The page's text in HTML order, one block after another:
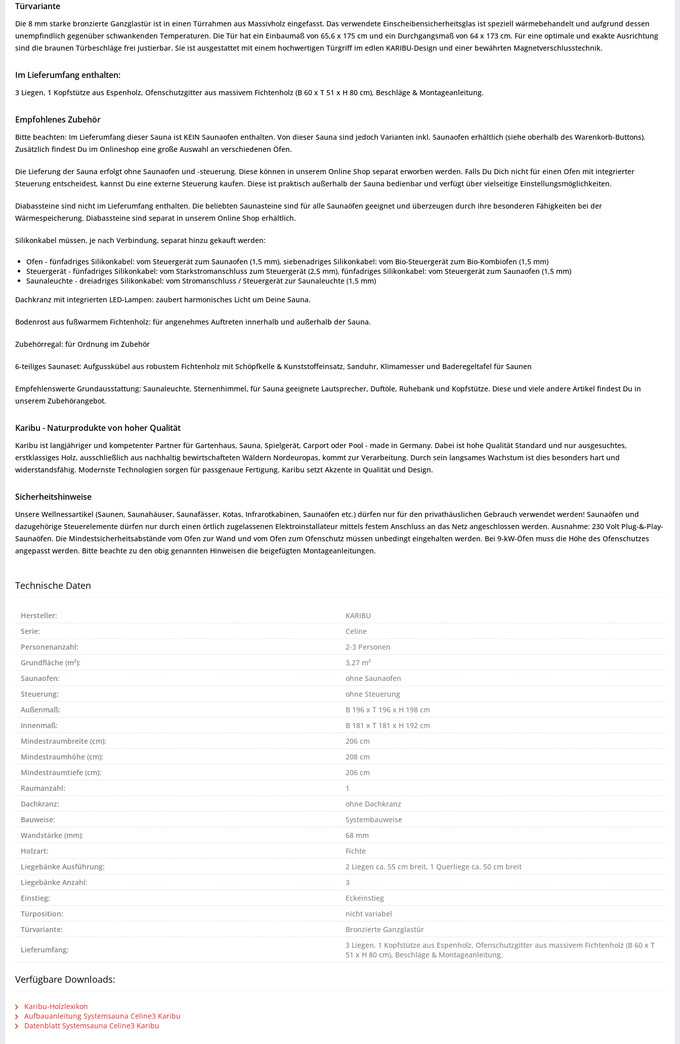
Türvariante
Die 8 mm starke bronzierte Ganzglastür ist in einen Türrahmen aus Massivholz eingefasst. Das verwendete Einscheibensicherheitsglas ist speziell wärmebehandelt und aufgrund dessen
unempfindlich gegenüber schwankenden Temperaturen. Die Tür hat ein Einbaumaß von 65,6 x 175 cm und ein Durchgangsmaß von 64 x 173 cm. Für eine optimale und exakte Ausrichtung
sind die braunen Türbeschläge frei justierbar. Sie ist ausgestattet mit einem hochwertigen Türgriff im edlen KARIBU-Design und einer bewährten Magnetverschlusstechnik.
Im Lieferumfang enthalten:
3 Liegen, 1 Kopfstütze aus Espenholz, Ofenschutzgitter aus massivem Fichtenholz (B 60 x T 51 x H 80 cm), Beschläge & Montageanleitung.
Empfohlenes Zubehör
Bitte beachten: Im Lieferumfang dieser Sauna ist KEIN Saunaofen enthalten. Von dieser Sauna sind jedoch Varianten inkl. Saunaofen erhältlich (siehe oberhalb des Warenkorb-Buttons).
Zusätzlich findest Du im Onlineshop eine große Auswahl an verschiedenen Öfen.
Die Lieferung der Sauna erfolgt ohne Saunaofen und -steuerung. Diese können in unserem Online Shop separat erworben werden. Falls Du Dich nicht für einen Ofen mit integrierter
Steuerung entscheidest, kannst Du eine externe Steuerung kaufen. Diese ist praktisch außerhalb der Sauna bedienbar und verfügt über vielseitige Einstellungsmöglichkeiten.
Diabassteine sind nicht im Lieferumfang enthalten. Die beliebten Saunasteine sind für alle Saunaöfen geeignet und überzeugen durch ihre besonderen Fähigkeiten bei der
Wärmespeicherung. Diabassteine sind separat in unserem Online Shop erhältlich.
Silikonkabel müssen, je nach Verbindung, separat hinzu gekauft werden:
Ofen - fünfadriges Silikonkabel: vom Steuergerät zum Saunaofen (1,5 mm), siebenadriges Silikonkabel: vom Bio-Steuergerät zum Bio-Kombiofen (1,5 mm)
Steuergerät - fünfadriges Silikonkabel: vom Starkstromanschluss zum Steuergerät (2,5 mm), fünfadriges Silikonkabel: vom Steuergerät zum Saunaofen (1,5 mm)
Saunaleuchte - dreiadriges Silikonkabel: vom Stromanschluss / Steuergerät zur Saunaleuchte (1,5 mm)
Dachkranz mit integrierten LED-Lampen: zaubert harmonisches Licht um Deine Sauna.
Bodenrost aus fußwarmem Fichtenholz: für angenehmes Auftreten innerhalb und außerhalb der Sauna.
Zubehörregal: für Ordnung im Zubehör
6-teiliges Saunaset: Aufgusskübel aus robustem Fichtenholz mit Schöpfkelle & Kunststoffeinsatz, Sanduhr, Klimamesser und Baderegeltafel für Saunen
Empfehlenswerte Grundausstattung: Saunaleuchte, Sternenhimmel, für Sauna geeignete Lautsprecher, Duftöle, Ruhebank und Kopfstütze. Diese und viele andere Artikel findest Du in
unserem Zubehörangebot.
Karibu - Naturprodukte von hoher Qualität
Karibu ist langjähriger und kompetenter Partner für Gartenhaus, Sauna, Spielgerät, Carport oder Pool - made in Germany. Dabei ist hohe Qualität Standard und nur ausgesuchtes,
erstklassiges Holz, ausschließlich aus nachhaltig bewirtschafteten Wäldern Nordeuropas, kommt zur Verarbeitung. Durch sein langsames Wachstum ist dies besonders hart und
widerstandsfähig. Modernste Technologien sorgen für passgenaue Fertigung. Karibu setzt Akzente in Qualität und Design.
Sicherheitshinweise
Unsere Wellnessartikel (Saunen, Saunahäuser, Saunafässer, Kotas, Infrarotkabinen, Saunaöfen etc.) dürfen nur für den privathäuslichen Gebrauch verwendet werden! Saunaöfen und
dazugehörige Steuerelemente dürfen nur durch einen örtlich zugelassenen Elektroinstallateur mittels festem Anschluss an das Netz angeschlossen werden. Ausnahme: 230 Volt Plug-&-Play-
Saunaöfen. Die Mindestsicherheitsabstände vom Ofen zur Wand und vom Ofen zum Ofenschutz müssen unbedingt eingehalten werden. Bei 9-kW-Öfen muss die Höhe des Ofenschutzes
angepasst werden. Bitte beachte zu den obig genannten Hinweisen die beigefügten Montageanleitungen.
Technische Daten
Hersteller:
KARIBU
Serie:
Celine
Personenanzahl:
2-3 Personen
Grundfläche (m²):
3,27 m²
Saunaofen:
ohne Saunaofen
Steuerung:
ohne Steuerung
Außenmaß:
B 196 x T 196 x H 198 cm
Innenmaß:
B 181 x T 181 x H 192 cm
Mindestraumbreite (cm):
206 cm
Mindestraumhöhe (cm):
208 cm
Mindestraumtiefe (cm):
206 cm
Raumanzahl:
1
Dachkranz:
ohne Dachkranz
Bauweise:
Systembauweise
Wandstärke (mm):
68 mm
Holzart:
Fichte
Liegebänke Ausführung:
2 Liegen ca. 55 cm breit, 1 Querliege ca. 50 cm breit
Liegebänke Anzahl:
3
Einstieg:
Eckeinstieg
Türposition:
nicht variabel
Türvariante:
Bronzierte Ganzglastür
Lieferumfang:
3 Liegen, 1 Kopfstütze aus Espenholz, Ofenschutzgitter aus massivem Fichtenholz (B 60 x T
51 x H 80 cm), Beschläge & Montageanleitung.
Verfügbare Downloads:
Karibu-Holzlexikon
Aufbauanleitung Systemsauna Celine3 Karibu
Datenblatt Systemsauna Celine3 Karibu